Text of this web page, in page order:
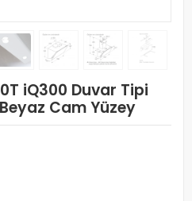
iQ300 Duvar Tipi
Cam Yüzey